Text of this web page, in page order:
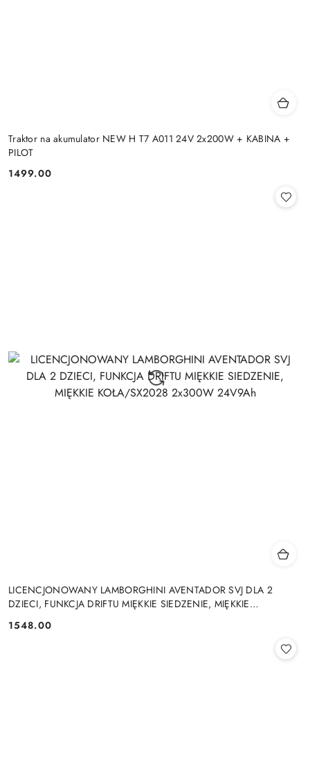
Traktor na akumulator NEW H T7 A011 24V 2x200W + KABINA +
PILOT
Cena:
1499.00
LICENCJONOWANY LAMBORGHINI AVENTADOR SVJ DLA 2
DZIECI, FUNKCJA DRIFTU MIĘKKIE SIEDZENIE, MIĘKKIE
Cena:
1548.00